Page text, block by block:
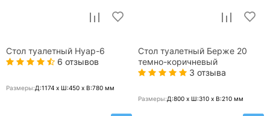
Стол туалетный Нуар-6
6 отзывов
Размеры:Д:1174 x Ш:450 x В:780 мм
Стол туалетный Берже 20
темно-коричневый
3 отзыва
Размеры:Д:800 x Ш:310 x В:210 мм